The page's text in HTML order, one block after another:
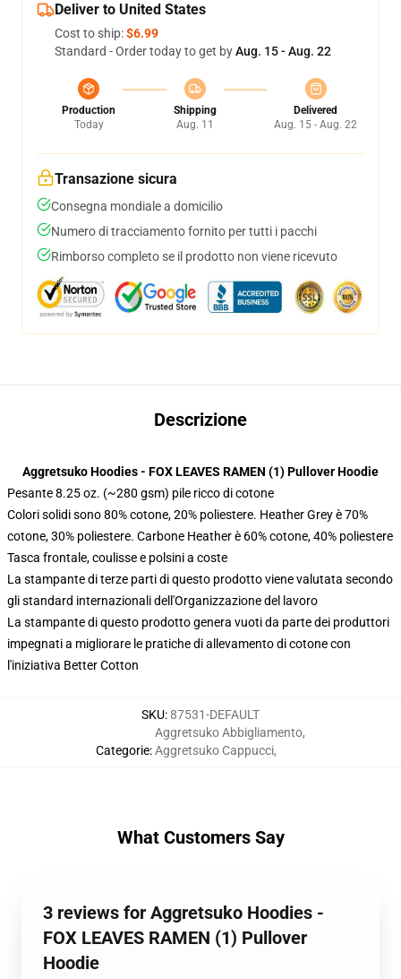
Deliver to United States
Cost to ship:$6.99
Standard - Order today to get byAug. 15 - Aug. 22
Production
Today
Shipping
Aug. 11
Delivered
Aug. 15 - Aug. 22
Transazione sicura
Consegna mondiale a domicilio
Numero di tracciamento fornito per tutti i pacchi
Rimborso completo se il prodotto non viene ricevuto
Descrizione
Aggretsuko Hoodies - FOX LEAVES RAMEN (1) Pullover Hoodie
Pesante 8.25 oz. (~280 gsm) pile ricco di cotone
Colori solidi sono 80% cotone, 20% poliestere. Heather Grey è 70%
cotone, 30% poliestere. Carbone Heather è 60% cotone, 40% poliestere
Tasca frontale, coulisse e polsini a coste
La stampante di terze parti di questo prodotto viene valutata secondo
gli standard internazionali dell'Organizzazione del lavoro
La stampante di questo prodotto genera vuoti da parte dei produttori
impegnati a migliorare le pratiche di allevamento di cotone con
l'iniziativa Better Cotton
SKU:87531-DEFAULT
Categorie:
Aggretsuko Abbigliamento,
Aggretsuko Cappucci,
What Customers Say
3 reviews for Aggretsuko Hoodies -
FOX LEAVES RAMEN (1) Pullover
Hoodie